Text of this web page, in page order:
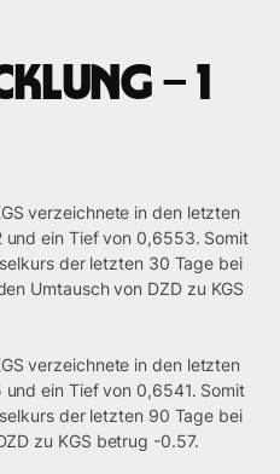
– 1
verzeichnete in den letzten
ein Tief von 0,6553. Somit
der letzten 30 Tage bei
Umtausch von DZD zu KGS
verzeichnete in den letzten
ein Tief von 0,6541. Somit
der letzten 90 Tage bei
zu KGS betrug -0.57.